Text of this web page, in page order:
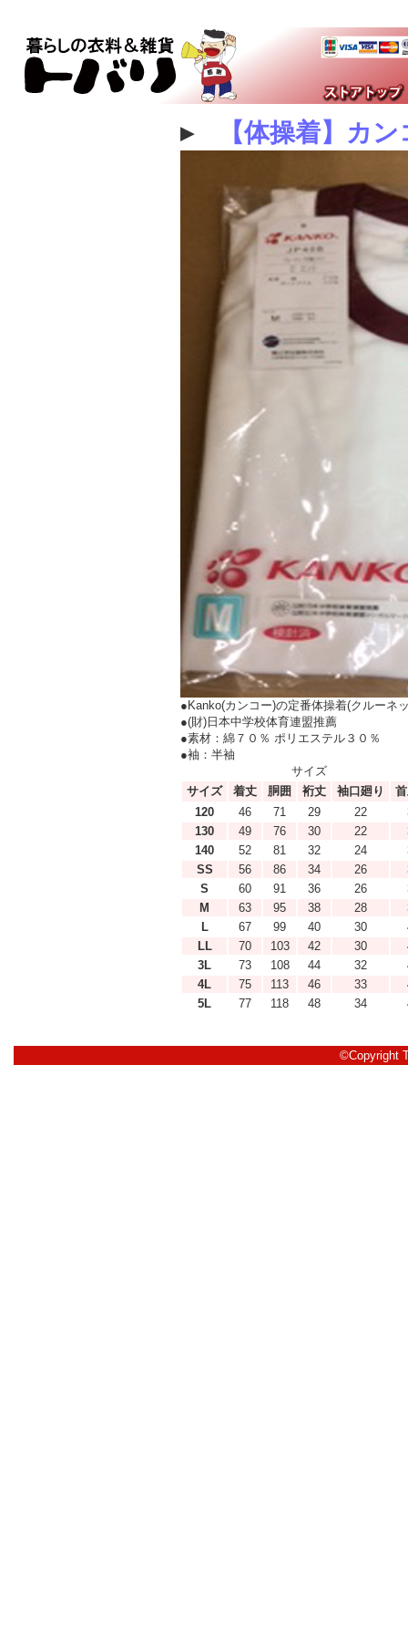
▸ 【体操着】カ
●Kanko(カンコー)の定番体操着(クルーネ
●(財)日本中学校体育連盟推薦
●素材：綿７０％ ポリエステル３０％
●袖：半袖
サイズ
サイズ
着丈 胴囲 裄丈 袖口廻り
120
46 71 29 22
130
49 76 30 22
140
52 81 32 24
SS
56 86 34 26
S
60 91 36 26
M
63 95 38 28
L
67 99 40 30
LL
70 103 42 30
3L
73 108 44 32
4L
75 113 46 33
5L
77 118 48 34
©Copyright